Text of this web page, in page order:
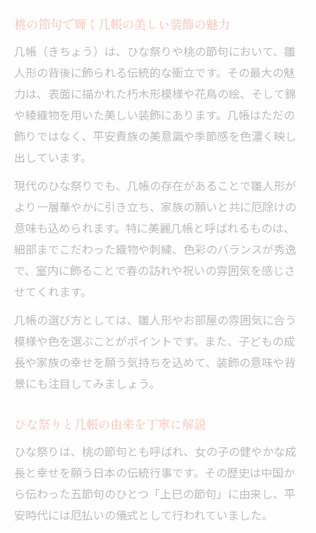
桃の節句で輝く几帳の美しい装飾の魅力
几帳（きちょう）は、ひな祭りや桃の節句において、雛
人形の背後に飾られる伝統的な衝立です。その最大の魅
力は、表面に描かれた朽木形模様や花鳥の絵、そして錦
や綾織物を用いた美しい装飾にあります。几帳はただの
飾りではなく、平安貴族の美意識や季節感を色濃く映し
出しています。
現代のひな祭りでも、几帳の存在があることで雛人形が
より一層華やかに引き立ち、家族の願いと共に厄除けの
意味も込められます。特に美麗几帳と呼ばれるものは、
細部までこだわった織物や刺繍、色彩のバランスが秀逸
で、室内に飾ることで春の訪れや祝いの雰囲気を感じさ
せてくれます。
几帳の選び方としては、雛人形やお部屋の雰囲気に合う
模様や色を選ぶことがポイントです。また、子どもの成
長や家族の幸せを願う気持ちを込めて、装飾の意味や背
景にも注目してみましょう。
ひな祭りと几帳の由来を丁寧に解説
ひな祭りは、桃の節句とも呼ばれ、女の子の健やかな成
長と幸せを願う日本の伝統行事です。その歴史は中国か
ら伝わった五節句のひとつ「上巳の節句」に由来し、平
安時代には厄払いの儀式として行われていました。